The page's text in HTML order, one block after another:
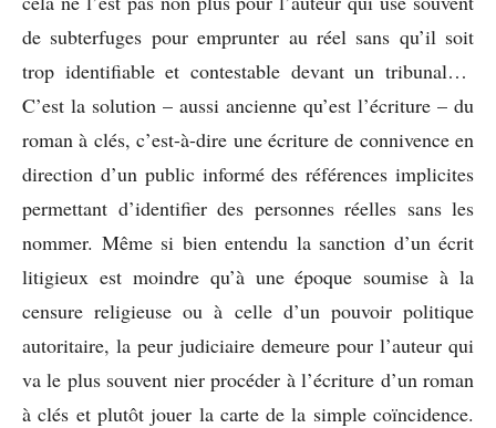
de subterfuges pour emprunter au réel sans qu’il soit
trop identifiable et contestable devant un tribunal…
C’est la solution – aussi ancienne qu’est l’écriture – du
roman à clés, c’est-à-dire une écriture de connivence en
direction d’un public informé des références implicites
permettant d’identifier des personnes réelles sans les
nommer. Même si bien entendu la sanction d’un écrit
litigieux est moindre qu’à une époque soumise à la
censure religieuse ou à celle d’un pouvoir politique
autoritaire, la peur judiciaire demeure pour l’auteur qui
va le plus souvent nier procéder à l’écriture d’un roman
à clés et plutôt jouer la carte de la simple coïncidence.